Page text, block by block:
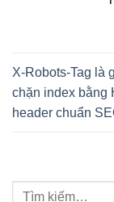
X-Robots-Tag là
chặn index bằng
header chuẩn